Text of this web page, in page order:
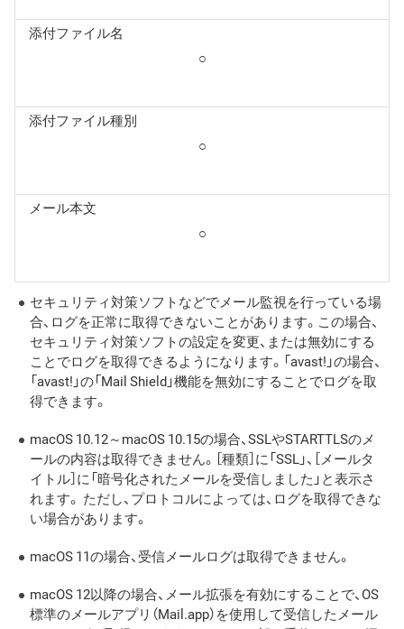
添付ファイル名
○
添付ファイル種別
○
メール本文
○
セキュリティ対策ソフトなどでメール監視を行っている場
合、ログを正常に取得できないことがあります。この場合、
セキュリティ対策ソフトの設定を変更、または無効にする
ことでログを取得できるようになります。「avast!」の場合、
「avast!」の「Mail Shield」機能を無効にすることでログを取
得できます。
macOS 10.12～macOS 10.15の場合、SSLやSTARTTLSのメ
ールの内容は取得できません。［種類］に「SSL」、［メールタ
イトル］に「暗号化されたメールを受信しました」と表示さ
れます。 ただし、プロトコルによっては、ログを取得できな
い場合があります。
macOS 11の場合、受信メールログは取得できません。
macOS 12以降の場合、メール拡張を有効にすることで、OS
標準のメールアプリ（Mail.app）を使用して受信したメール